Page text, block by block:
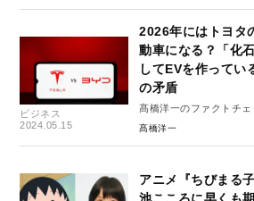
ビジネス
2024.05.15
2026年にはトヨタ
動車になる？「化
してEVを作ってい
の矛盾
髙橋洋一のファクトチ
髙橋洋一
アニメ『ちびまる